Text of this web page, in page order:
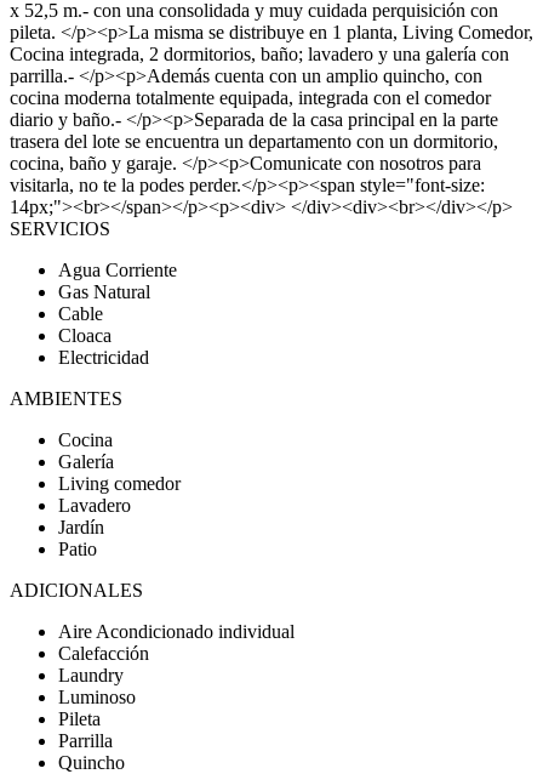
x 52,5 m.- con una consolidada y muy cuidada perquisición con
pileta. </p><p>La misma se distribuye en 1 planta, Living Comedor,
Cocina integrada, 2 dormitorios, baño; lavadero y una galería con
parrilla.- </p><p>Además cuenta con un amplio quincho, con
cocina moderna totalmente equipada, integrada con el comedor
diario y baño.- </p><p>Separada de la casa principal en la parte
trasera del lote se encuentra un departamento con un dormitorio,
cocina, baño y garaje. </p><p>Comunicate con nosotros para
visitarla, no te la podes perder.</p><p><span style="font-size:
14px;"><br></span></p><p><div> </div><div><br></div></p>
SERVICIOS
Agua Corriente
Gas Natural
Cable
Cloaca
Electricidad
AMBIENTES
Cocina
Galería
Living comedor
Lavadero
Jardín
Patio
ADICIONALES
Aire Acondicionado individual
Calefacción
Laundry
Luminoso
Pileta
Parrilla
Quincho